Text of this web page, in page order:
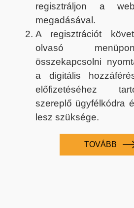
regisztráljon a
megadásával.
A regisztrációt
olvasó
összekapcsolni
a digitális
előfizetéséhez
szereplő ügyfélkódra
lesz szüksége.
TOVÁBB